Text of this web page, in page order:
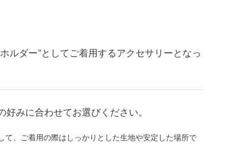
ルダー”としてご着用するアクセサリーとなっ
みに合わせてお選びください。
、ご着用の際はしっかりとした生地や安定した場所で